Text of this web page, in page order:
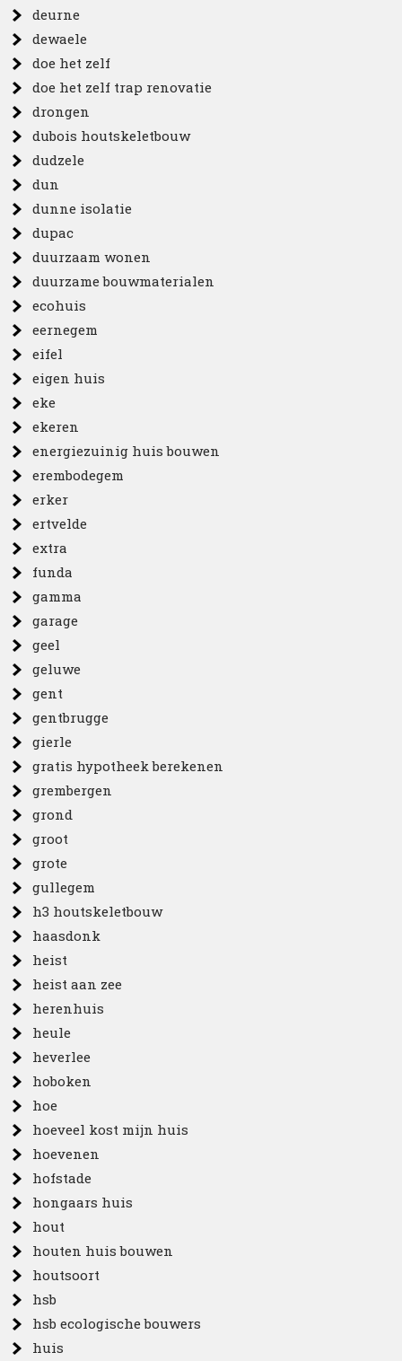
deurne
dewaele
doe het zelf
doe het zelf trap renovatie
drongen
dubois houtskeletbouw
dudzele
dun
dunne isolatie
dupac
duurzaam wonen
duurzame bouwmaterialen
ecohuis
eernegem
eifel
eigen huis
eke
ekeren
energiezuinig huis bouwen
erembodegem
erker
ertvelde
extra
funda
gamma
garage
geel
geluwe
gent
gentbrugge
gierle
gratis hypotheek berekenen
grembergen
grond
groot
grote
gullegem
h3 houtskeletbouw
haasdonk
heist
heist aan zee
herenhuis
heule
heverlee
hoboken
hoe
hoeveel kost mijn huis
hoevenen
hofstade
hongaars huis
hout
houten huis bouwen
houtsoort
hsb
hsb ecologische bouwers
huis